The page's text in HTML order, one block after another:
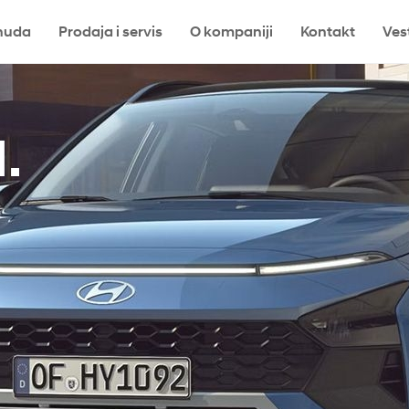
Prodaja i servis O kompaniji Kontakt